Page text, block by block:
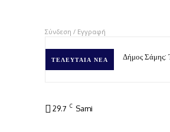
Σύνδεση / Εγγραφή
ΤΕΛΕΥΤΑΊΑ ΝΈΑ Δήμος Σάμης:
29.7 C Sami